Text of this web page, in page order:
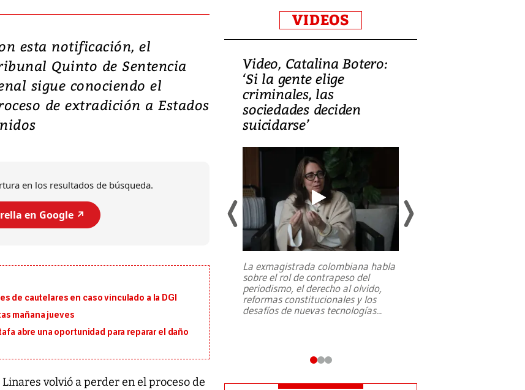
esta notificación, el
Quinto de Sentencia
sigue conociendo el
de extradición a Estados
en los resultados de búsqueda.
en Google ↗️
de cautelares en caso vinculado a la DGI
mañana jueves
abre una oportunidad para reparar el daño
volvió a perder en el proceso de
VIDEOS
Video, Japón: Terremoto
deja heridos y graves
daños en Kumamoto
al sur de Japón, provocando una
Video, Catalina Botero:
‘Si la gente elige
criminales, las
sociedades deciden
suicidarse’
La exmagistrada colombiana habla
sobre el rol de contrapeso del
periodismo, el derecho al olvido,
reformas constitucionales y los
desafíos de nuevas tecnologías...